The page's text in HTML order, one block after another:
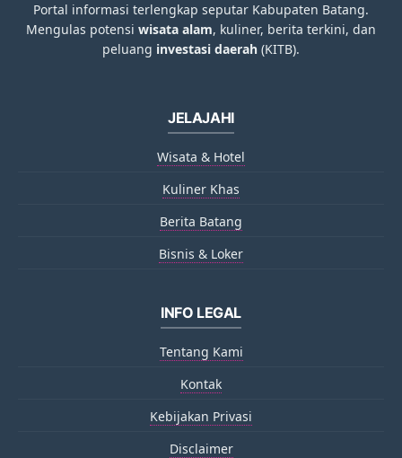
Portal informasi terlengkap seputar Kabupaten Batang.
Mengulas potensi wisata alam, kuliner, berita terkini, dan
peluang investasi daerah (KITB).
JELAJAHI
Wisata & Hotel
Kuliner Khas
Berita Batang
Bisnis & Loker
INFO LEGAL
Tentang Kami
Kontak
Kebijakan Privasi
Disclaimer